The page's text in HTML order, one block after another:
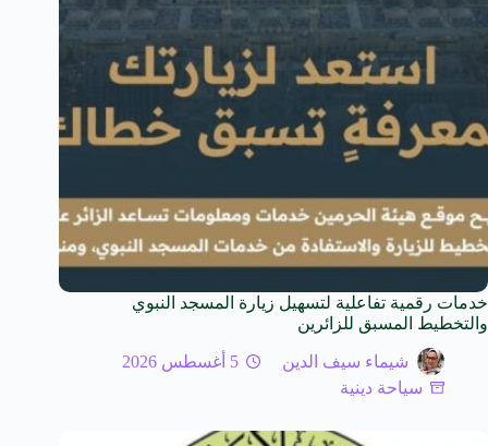
خدمات رقمية تفاعلية لتسهيل زيارة المسجد النبوي
والتخطيط المسبق للزائرين
شيماء سيف الدين
5 أغسطس 2026
سياحة دينية